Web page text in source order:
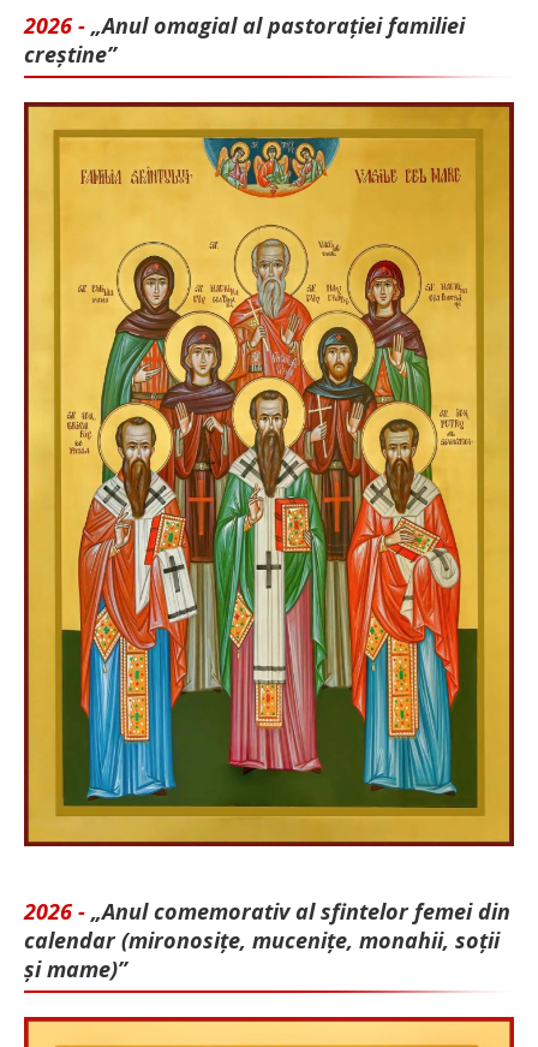
2026 - „Anul omagial al pastorației familiei
creștine”
2026 - „Anul comemorativ al sfintelor femei din
calendar (mironosițe, mu­cenițe, monahii, soții
și mame)”